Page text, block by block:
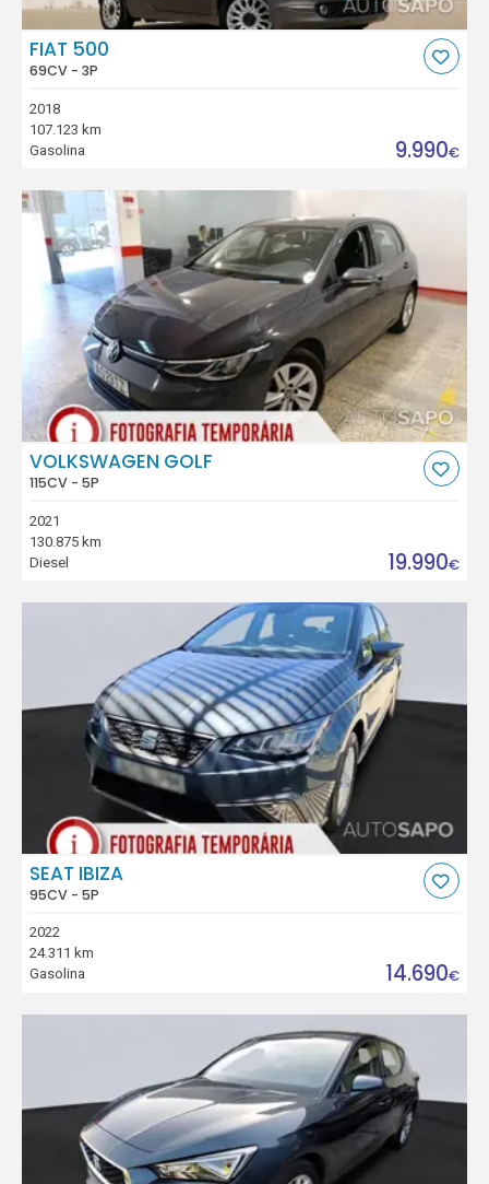
FIAT 500
69CV - 3P
2018
107.123 km
Gasolina
9.990€
VOLKSWAGEN GOLF
115CV - 5P
2021
130.875 km
Diesel
19.990€
SEAT IBIZA
95CV - 5P
2022
24.311 km
Gasolina
14.690€